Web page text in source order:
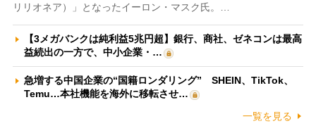
リリオネア）」となったイーロン・マスク氏。…
【3メガバンクは純利益5兆円超】銀行、商社、ゼネコンは最高
益続出の一方で、中小企業・…
急増する中国企業の“国籍ロンダリング” SHEIN、TikTok、
Temu…本社機能を海外に移転させ…
一覧を見る